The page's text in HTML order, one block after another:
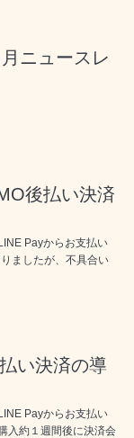
ニュースレ
後払い決済
Payからお支払い
ましたが、不具合い
い決済の導
Payからお支払い
入約１週間後に決済会